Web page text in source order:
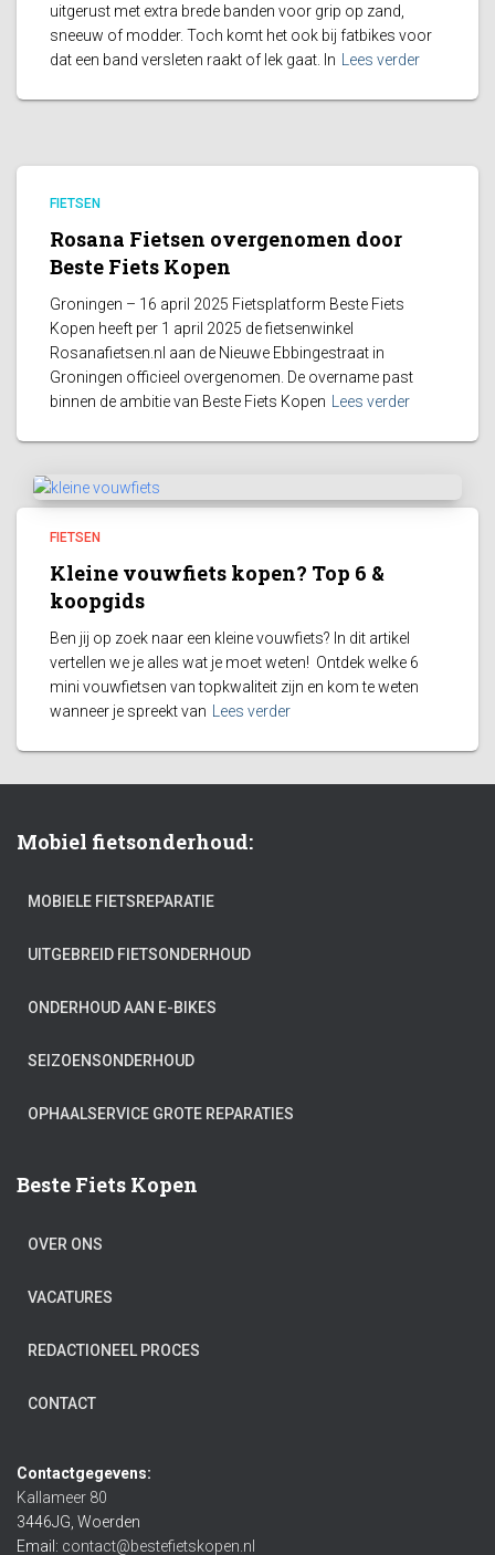
uitgerust met extra brede banden voor grip op zand,
sneeuw of modder. Toch komt het ook bij fatbikes voor
dat een band versleten raakt of lek gaat. In
Lees verder
FIETSEN
Rosana Fietsen overgenomen door
Beste Fiets Kopen
Groningen – 16 april 2025 Fietsplatform Beste Fiets
Kopen heeft per 1 april 2025 de fietsenwinkel
Rosanafietsen.nl aan de Nieuwe Ebbingestraat in
Groningen officieel overgenomen. De overname past
binnen de ambitie van Beste Fiets Kopen
Lees verder
FIETSEN
Kleine vouwfiets kopen? Top 6 &
koopgids
Ben jij op zoek naar een kleine vouwfiets? In dit artikel
vertellen we je alles wat je moet weten! Ontdek welke 6
mini vouwfietsen van topkwaliteit zijn en kom te weten
wanneer je spreekt van
Lees verder
Mobiel fietsonderhoud:
MOBIELE FIETSREPARATIE
UITGEBREID FIETSONDERHOUD
ONDERHOUD AAN E-BIKES
SEIZOENSONDERHOUD
OPHAALSERVICE GROTE REPARATIES
Beste Fiets Kopen
OVER ONS
VACATURES
REDACTIONEEL PROCES
CONTACT
Contactgegevens:
Kallameer 80
3446JG, Woerden
Email: contact@bestefietskopen.nl